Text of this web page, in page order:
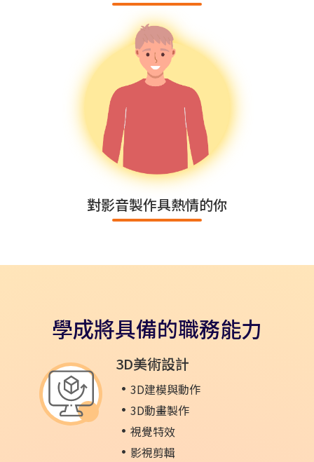
對影音製作具熱情的你
學成將具備的職務能力
3D美術設計
3D建模與動作
3D動畫製作
視覺特效
影視剪輯